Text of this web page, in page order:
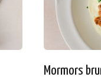
Mormors